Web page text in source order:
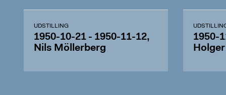
UDSTILLING
1950-10-21 - 1950-11-12,
Nils Möllerberg
1950-